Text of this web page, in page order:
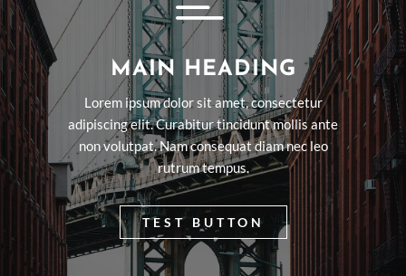
MAIN HEADING
Lorem ipsum dolor sit amet, consectetur
adipiscing elit. Curabitur tincidunt mollis ante
non volutpat. Nam consequat diam nec leo
rutrum tempus.
TEST BUTTON